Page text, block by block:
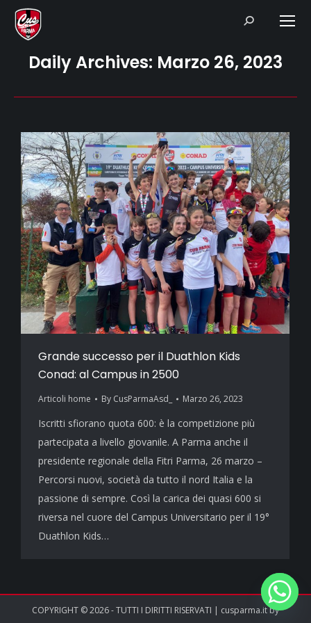
Search:
Daily Archives: Marzo 26, 2023
Grande successo per il Duathlon Kids
Conad: al Campus in 2500
Articoli home By CusParmaAsd_ Marzo 26, 2023
Iscritti sfiorano quota 600: è la competizione più
partecipata a livello giovanile. A Parma anche il
presidente regionale della Fitri Parma, 26 marzo –
Percorsi nuovi, società da tutto il nord Italia e la
passione di sempre. Così la carica dei quasi 600 si
riversa nel cuore del Campus Universitario per il 19°
Duathlon Kids…
COPYRIGHT © 2026 - TUTTI I DIRITTI RISERVATI | cusparma.it by